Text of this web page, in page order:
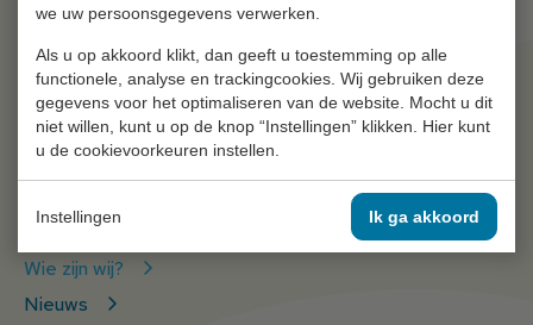
we uw persoonsgegevens verwerken.
Als u op akkoord klikt, dan geeft u toestemming op alle
functionele, analyse en trackingcookies. Wij gebruiken deze
gegevens voor het optimaliseren van de website. Mocht u dit
niet willen, kunt u op de knop “Instellingen” klikken. Hier kunt
u de cookievoorkeuren instellen.
Instellingen Ik ga akkoord
Wie zijn wij?
Nieuws